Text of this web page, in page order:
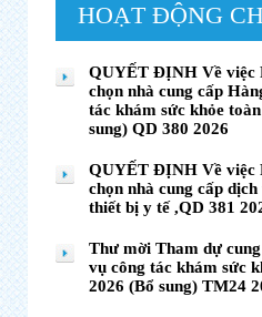
HOẠT ĐỘNG
QUYẾT ĐỊNH Về việc
chọn nhà cung cấp
tác khám sức khỏe
sung) QD 380 2026
QUYẾT ĐỊNH Về việc
chọn nhà cung cấp
thiết bị y tế ,QD 381
Thư mời Tham dự
vụ công tác khám sức
2026 (Bổ sung) TM24